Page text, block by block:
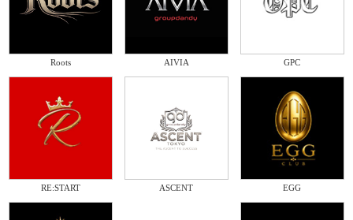
Roots AIVIA GPC
RE:START ASCENT EGG